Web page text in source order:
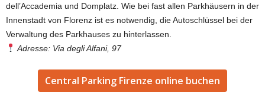
dell’Accademia und Domplatz. Wie bei fast allen Parkhäusern in der
Innenstadt von Florenz ist es notwendig, die Autoschlüssel bei der
Verwaltung des Parkhauses zu hinterlassen.
Adresse: Via degli Alfani, 97
Central Parking Firenze online buchen